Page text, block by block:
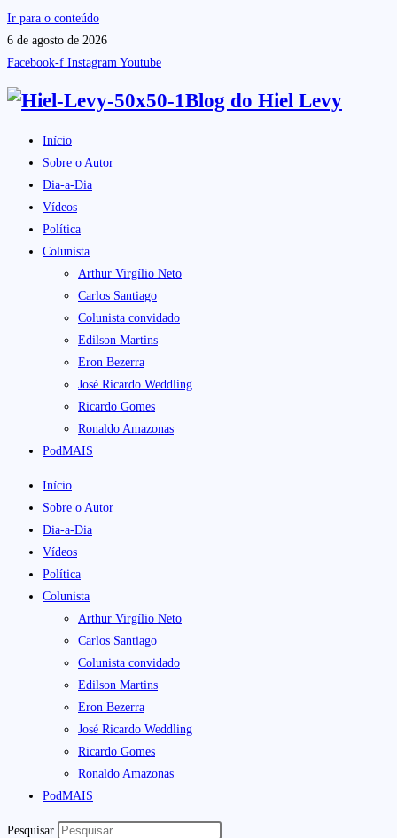
Ir para o conteúdo
6 de agosto de 2026
Facebook-f Instagram Youtube
Blog do Hiel Levy
Início
Sobre o Autor
Dia-a-Dia
Vídeos
Política
Colunista
Arthur Virgílio Neto
Carlos Santiago
Colunista convidado
Edilson Martins
Eron Bezerra
José Ricardo Weddling
Ricardo Gomes
Ronaldo Amazonas
PodMAIS
Início
Sobre o Autor
Dia-a-Dia
Vídeos
Política
Colunista
Arthur Virgílio Neto
Carlos Santiago
Colunista convidado
Edilson Martins
Eron Bezerra
José Ricardo Weddling
Ricardo Gomes
Ronaldo Amazonas
PodMAIS
Pesquisar